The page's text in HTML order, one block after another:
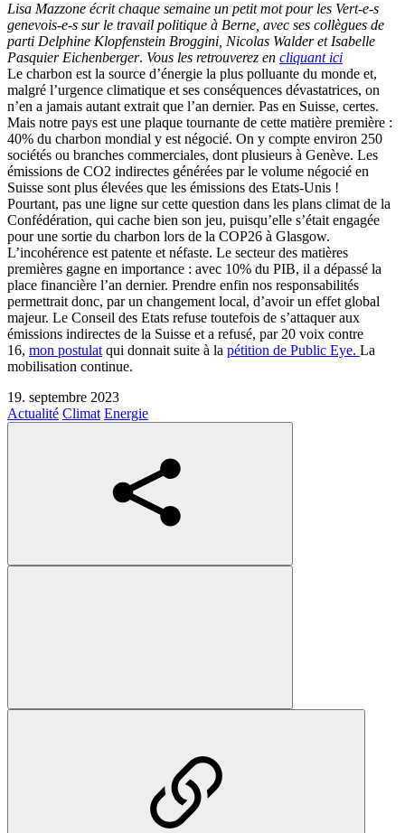
Lisa Mazzone écrit chaque semaine un petit mot pour les Vert-e-s
genevois-e-s sur le travail politique à Berne, avec ses collègues de
parti Delphine Klopfenstein Broggini, Nicolas Walder et Isabelle
Pasquier Eichenberger. Vous les retrouverez en cliquant ici
Le charbon est la source d’énergie la plus polluante du monde et,
malgré l’urgence climatique et ses conséquences dévastatrices, on
n’en a jamais autant extrait que l’an dernier. Pas en Suisse, certes.
Mais notre pays est une plaque tournante de cette matière première :
40% du charbon mondial y est négocié. On y compte environ 250
sociétés ou branches commerciales, dont plusieurs à Genève. Les
émissions de CO2 indirectes générées par le volume négocié en
Suisse sont plus élevées que les émissions des Etats-Unis !
Pourtant, pas une ligne sur cette question dans les plans climat de la
Confédération, qui cache bien son jeu, puisqu’elle s’était engagée
pour une sortie du charbon lors de la COP26 à Glasgow.
L’incohérence est patente et néfaste. Le secteur des matières
premières gagne en importance : avec 10% du PIB, il a dépassé la
place financière l’an dernier. Prendre enfin nos responsabilités
permettrait donc, par un changement local, d’avoir un effet global
majeur. Le Conseil des Etats refuse toutefois de s’attaquer aux
émissions indirectes de la Suisse et a refusé, par 20 voix contre
16, mon postulatqui donnait suite à la pétition de Public Eye. La
mobilisation continue.
19. septembre 2023
Actualité Climat Energie